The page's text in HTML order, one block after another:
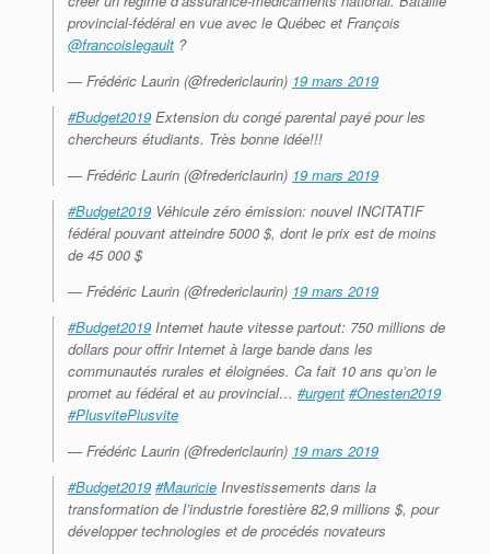
provincial-fédéral en vue avec le Québec et François
@francoislegault ?
— Frédéric Laurin (@fredericlaurin) 19 mars 2019
#Budget2019 Extension du congé parental payé pour les
chercheurs étudiants. Très bonne idée!!!
— Frédéric Laurin (@fredericlaurin) 19 mars 2019
#Budget2019 Véhicule zéro émission: nouvel INCITATIF
fédéral pouvant atteindre 5000 $, dont le prix est de moins
de 45 000 $
— Frédéric Laurin (@fredericlaurin) 19 mars 2019
#Budget2019 Internet haute vitesse partout: 750 millions de
dollars pour offrir Internet à large bande dans les
communautés rurales et éloignées. Ca fait 10 ans qu’on le
promet au fédéral et au provincial… #urgent #Onesten2019
#PlusvitePlusvite
— Frédéric Laurin (@fredericlaurin) 19 mars 2019
#Budget2019 #Mauricie Investissements dans la
transformation de l’industrie forestière 82,9 millions $, pour
développer technologies et de procédés novateurs